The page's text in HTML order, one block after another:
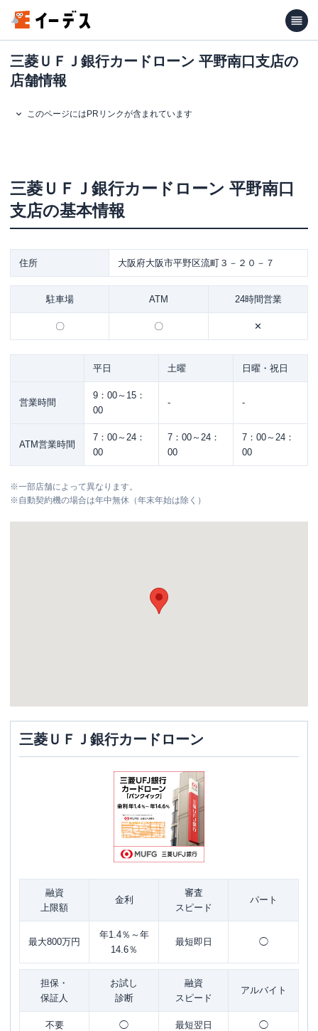
三菱ＵＦＪ銀行カードローン 平野南口支店の
店舗情報
このページにはPRリンクが含まれています
三菱ＵＦＪ銀行カードローン 平野南口
支店の基本情報
住所 大阪府大阪市平野区流町３－２０－７
駐車場 ATM 24時間営業
〇 〇 ✕
平日 土曜 日曜・祝日
営業時間
9：00～15：
00
- -
ATM営業時間
7：00～24：
00
7：00～24：
00
7：00～24：
00
※一部店舗によって異なります。
※自動契約機の場合は年中無休（年末年始は除く）
三菱ＵＦＪ銀行カードローン
融資
上限額
金利
審査
スピード
パート
最大800万円
年1.4％～年
14.6％
最短即日 ◯
担保・
保証人
お試し
診断
融資
スピード
アルバイト
不要 ◯ 最短翌日 ◯